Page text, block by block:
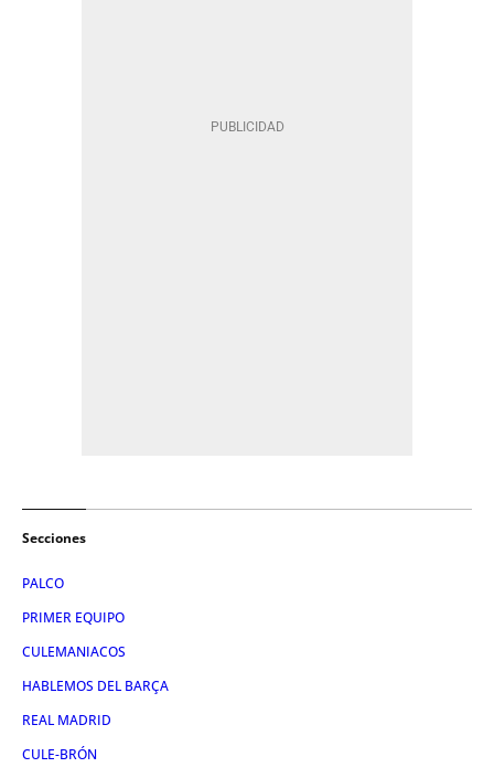
Secciones
PALCO
PRIMER EQUIPO
CULEMANIACOS
HABLEMOS DEL BARÇA
REAL MADRID
CULE-BRÓN